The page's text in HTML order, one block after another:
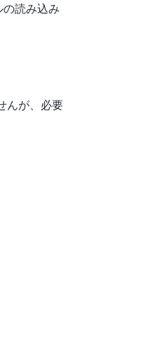
読み込み
んが、必要